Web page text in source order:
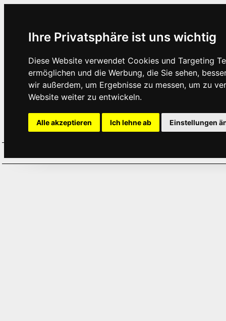
Ihre Privatsphäre ist uns wichtig
Diese Website verwendet Cookies und Targeting
ermöglichen und die Werbung, die Sie sehen,
wir außerdem, um Ergebnisse zu messen, um zu
Website weiter zu entwickeln.
Alle akzeptieren Ich lehne ab Einstellungen